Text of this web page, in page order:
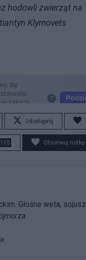
hodowli zwierząt na
Klymovets
Udostępnij
105 Obserwuj notkę
Głośne weta,